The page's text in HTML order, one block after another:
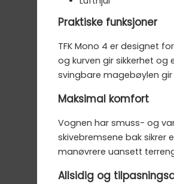
Praktiske funksjoner
TFK Mono 4 er designet
og kurven gir sikkerhet
svingbare magebøylen
Maksimal komfort
Vognen har smuss- og
skivebremsene bak sikrer
manøvrere uansett
Allsidig og